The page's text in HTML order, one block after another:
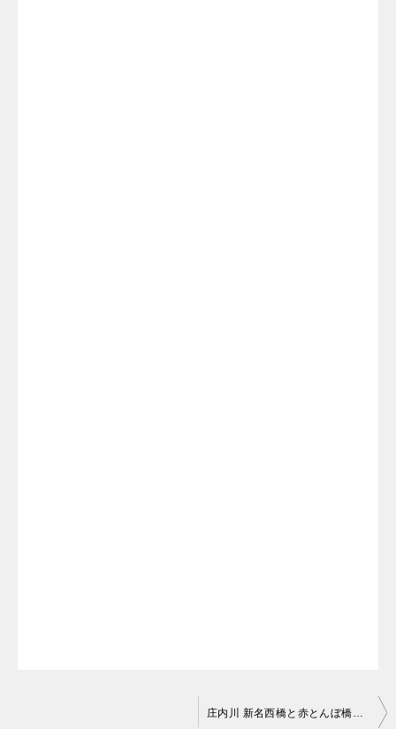
庄内川 新名西橋と赤とんぼ橋付近のライブカメラ【愛知県清須市枇杷島】